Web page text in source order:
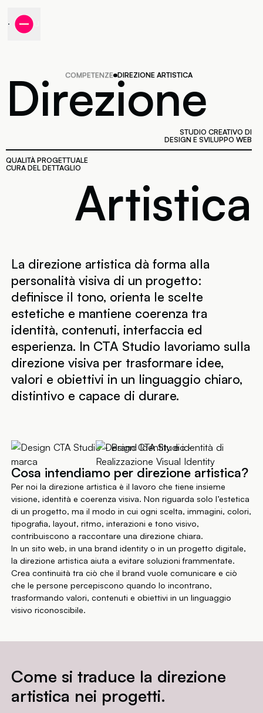
MENU
COMPETENZE DIREZIONE ARTISTICA
Direzione artistica
Direzione
Progettiamo brandSTUDIO CREATIVO DI
DESIGN E SVILUPPO WEB
QUALITÀ PROGETTUALE
CURA DEL DETTAGLIO
Artistica
La direzione artistica dà forma alla
personalità visiva di un progetto:
definisce il tono, orienta le scelte
estetiche e mantiene coerenza tra
identità, contenuti, interfaccia ed
esperienza. In CTA Studio lavoriamo sulla
direzione visiva per trasformare idee,
valori e obiettivi in un linguaggio chiaro,
distintivo e capace di durare.
Cosa intendiamo per direzione artistica?
Per noi la direzione artistica è il lavoro che tiene insieme
visione, identità e coerenza visiva. Non riguarda solo l’estetica
di un progetto, ma il modo in cui ogni scelta, immagini, colori,
tipografia, layout, ritmo, interazioni e tono visivo,
contribuiscono a raccontare una direzione chiara.
In un sito web, in una brand identity o in un progetto digitale,
la direzione artistica aiuta a evitare soluzioni frammentate.
Crea continuità tra ciò che il brand vuole comunicare e ciò
che le persone percepiscono quando lo incontrano,
trasformando valori, contenuti e obiettivi in un linguaggio
visivo riconoscibile.
Come si traduce la direzione
artistica nei progetti.